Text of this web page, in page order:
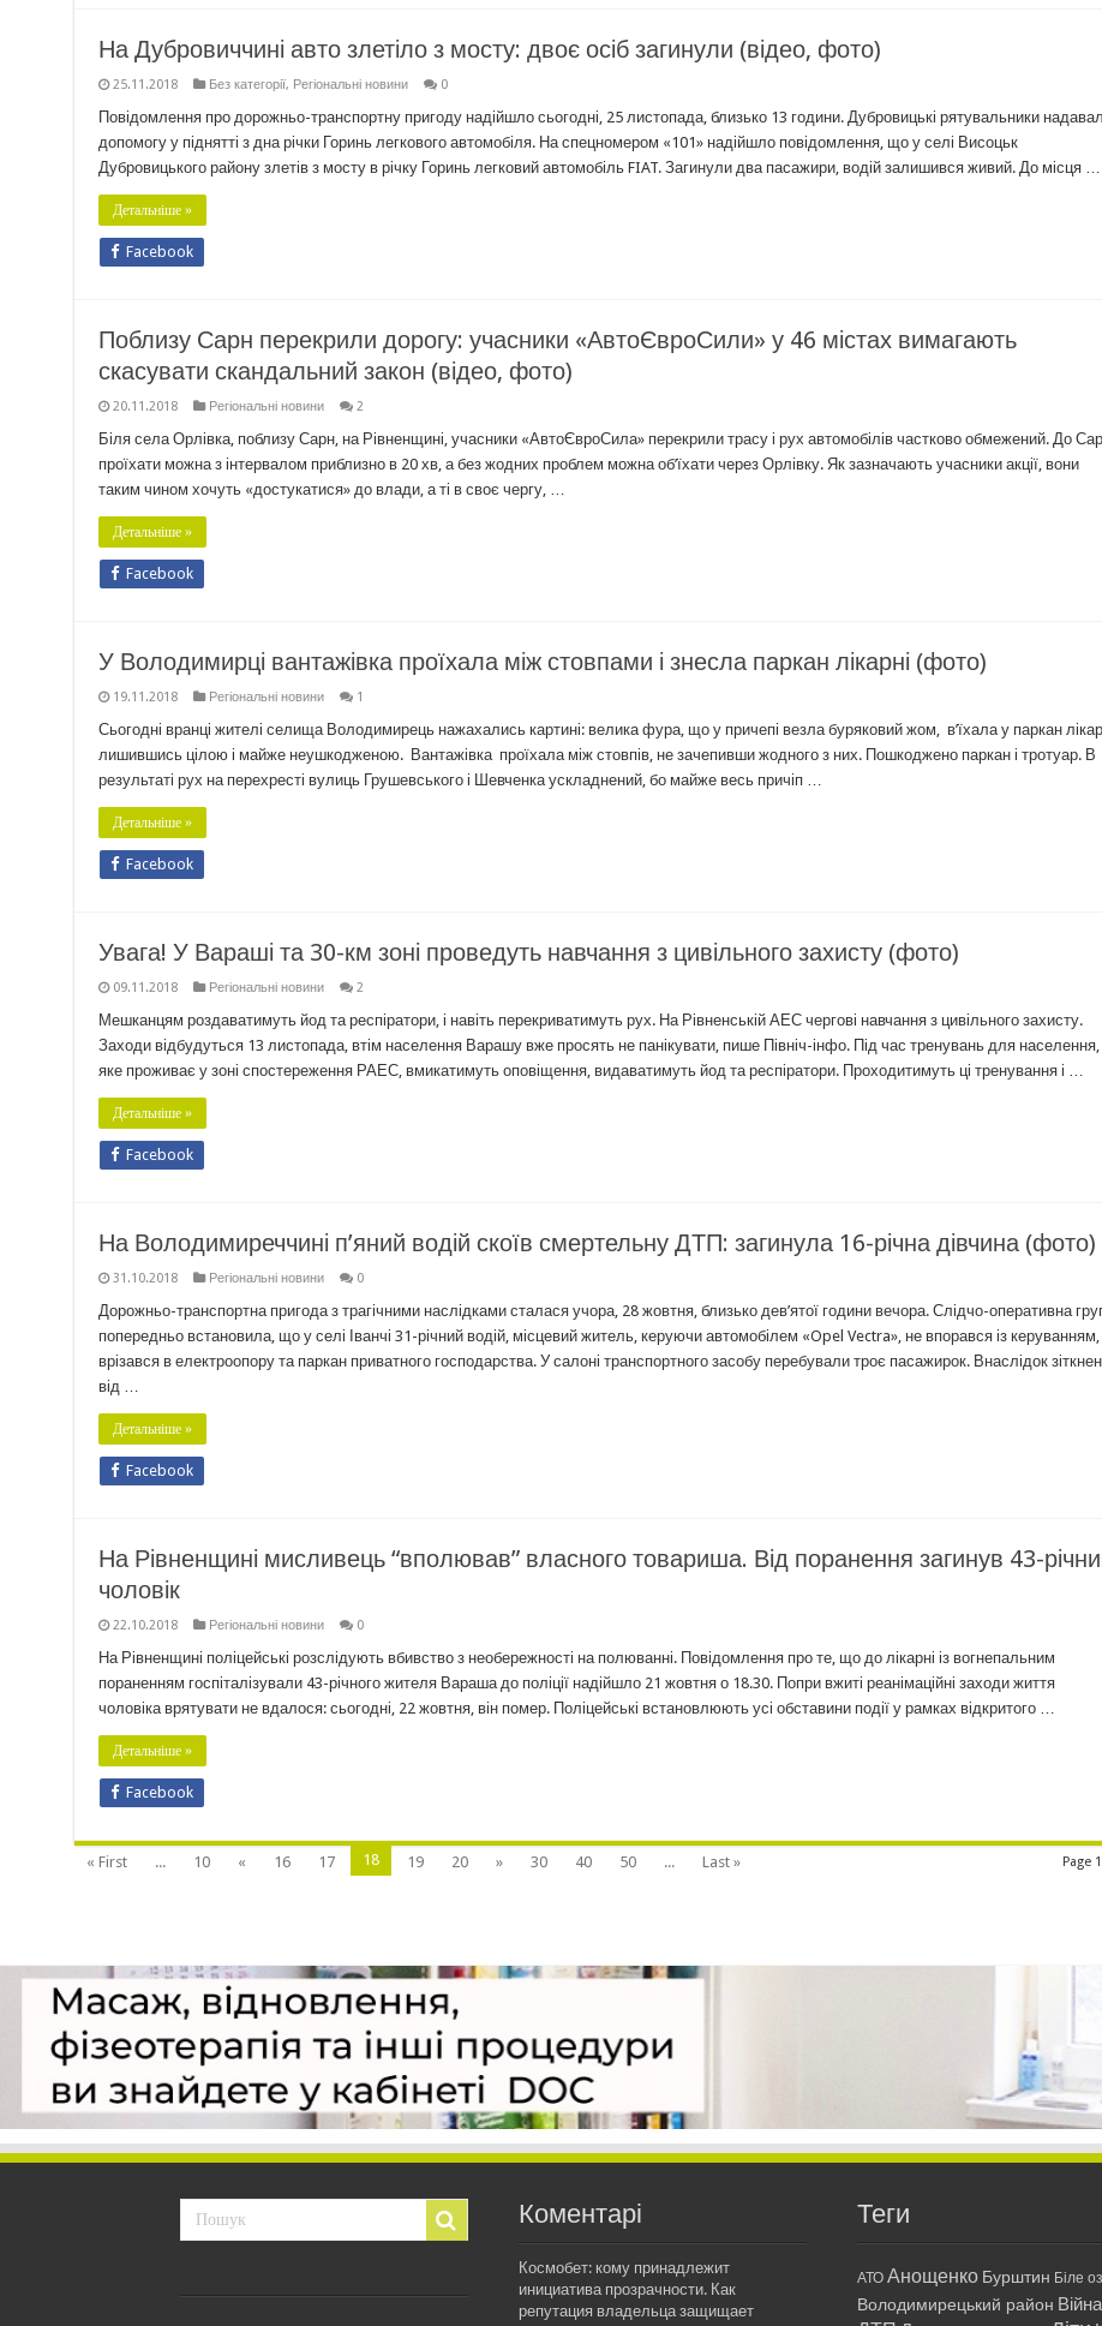
На Дубровиччині авто злетіло з мосту: двоє осіб загинули (відео, фото)
25.11.2018 Без категорії, Регіональні новини 0
Повідомлення про дорожньо-транспортну пригоду надійшло сьогодні, 25 листопада, близько 13 години. Дубровицькі рятувальники
допомогу у піднятті з дна річки Горинь легкового автомобіля. На спецномером «101» надійшло повідомлення, що у селі Висоцьк
Дубровицького району злетів з мосту в річку Горинь легковий автомобіль FIAT. Загинули два пасажири, водій залишився живий. До місця …
Детальніше »
Facebook
Поблизу Сарн перекрили дорогу: учасники «АвтоЄвроСили» у 46 містах вимагають
скасувати скандальний закон (відео, фото)
20.11.2018 Регіональні новини 2
Біля села Орлівка, поблизу Сарн, на Рівненщині, учасники «АвтоЄвроСила» перекрили трасу і рух автомобілів частково обмежений. До
проїхати можна з інтервалом приблизно в 20 хв, а без жодних проблем можна об’їхати через Орлівку. Як зазначають учасники акції, вони
таким чином хочуть «достукатися» до влади, а ті в своє чергу, …
Детальніше »
Facebook
У Володимирці вантажівка проїхала між стовпами і знесла паркан лікарні (фото)
19.11.2018 Регіональні новини 1
Сьогодні вранці жителі селища Володимирець нажахались картині: велика фура, що у причепі везла буряковий жом, в’їхала у паркан
лишившись цілою і майже неушкодженою. Вантажівка проїхала між стовпів, не зачепивши жодного з них. Пошкоджено паркан і тротуар. В
результаті рух на перехресті вулиць Грушевського і Шевченка ускладнений, бо майже весь причіп …
Детальніше »
Facebook
Увага! У Вараші та 30-км зоні проведуть навчання з цивільного захисту (фото)
09.11.2018 Регіональні новини 2
Мешканцям роздаватимуть йод та респіратори, і навіть перекриватимуть рух. На Рівненській АЕС чергові навчання з цивільного захисту.
Заходи відбудуться 13 листопада, втім населення Варашу вже просять не панікувати, пише Північ-інфо. Під час тренувань для населення,
яке проживає у зоні спостереження РАЕС, вмикатимуть оповіщення, видаватимуть йод та респіратори. Проходитимуть ці тренування і …
Детальніше »
Facebook
На Володимиреччині п’яний водій скоїв смертельну ДТП: загинула 16-річна дівчина (фото)
31.10.2018 Регіональні новини 0
Дорожньо-транспортна пригода з трагічними наслідками сталася учора, 28 жовтня, близько дев’ятої години вечора. Слідчо-оперативна
попередньо встановила, що у селі Іванчі 31-річний водій, місцевий житель, керуючи автомобілем «Opel Vectra», не впорався із керуванням,
врізався в електроопору та паркан приватного господарства. У салоні транспортного засобу перебували троє пасажирок. Внаслідок
від …
Детальніше »
Facebook
На Рівненщині мисливець “вполював” власного товариша. Від поранення загинув 43-
чоловік
22.10.2018 Регіональні новини 0
На Рівненщині поліцейські розслідують вбивство з необережності на полюванні. Повідомлення про те, що до лікарні із вогнепальним
пораненням госпіталізували 43-річного жителя Вараша до поліції надійшло 21 жовтня о 18.30. Попри вжиті реанімаційні заходи життя
чоловіка врятувати не вдалося: сьогодні, 22 жовтня, він помер. Поліцейські встановлюють усі обставини події у рамках відкритого …
Детальніше »
Facebook
Page
« First ... 10 « 16 17 18 19 20 » 30 40 50 ... Last »
Коментарі
Космобет: кому принадлежит
инициатива прозрачности. Как
репутация владельца защищает
Теги
АТО Анощенко Бурштин Біле
Володимирецький район Війна